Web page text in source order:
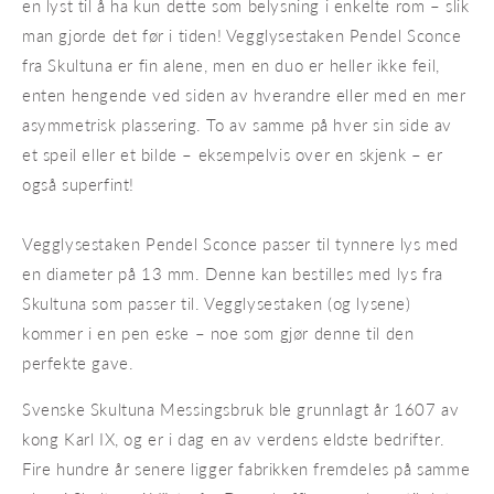
en lyst til å ha kun dette som belysning i enkelte rom – slik
man gjorde det før i tiden! Vegglysestaken Pendel Sconce
fra Skultuna er fin alene, men en duo er heller ikke feil,
enten hengende ved siden av hverandre eller med en mer
asymmetrisk plassering. To av samme på hver sin side av
et speil eller et bilde – eksempelvis over en skjenk – er
også superfint!
Vegglysestaken Pendel Sconce passer til tynnere lys med
en diameter på 13 mm. Denne kan bestilles med lys fra
Skultuna som passer til. Vegglysestaken (og lysene)
kommer i en pen eske – noe som gjør denne til den
perfekte gave.
Svenske Skultuna Messingsbruk ble grunnlagt år 1607 av
kong Karl IX, og er i dag en av verdens eldste bedrifter.
Fire hundre år senere ligger fabrikken fremdeles på samme